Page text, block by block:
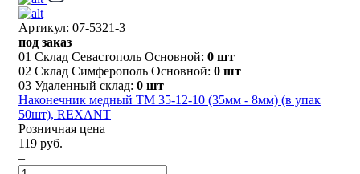
Артикул: 07-5321-3
под заказ
01 Склад Севастополь Основной: 0 шт
02 Склад Симферополь Основной: 0 шт
03 Удаленный склад: 0 шт
Наконечник медный ТМ 35-12-10 (35мм - 8мм) (в упак
50шт), REXANT
Розничная цена
119 руб.
–